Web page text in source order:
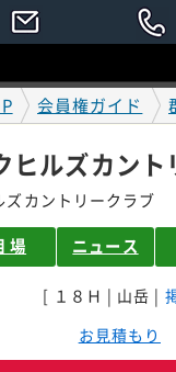
会員権ガイド
ズカントリークラブ
場 ニュース
[ １８Ｈ | 山岳 |
お見積もり